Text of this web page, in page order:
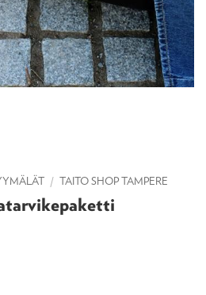
/ TAITO SHOP TAMPERE